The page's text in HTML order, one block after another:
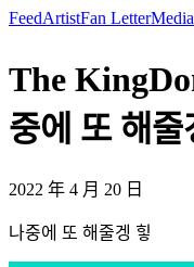
FeedArtistFan LetterMedia
The
중에 또 해줄
2022 年 4 月 20 日
나중에 또 해줄겡 힣